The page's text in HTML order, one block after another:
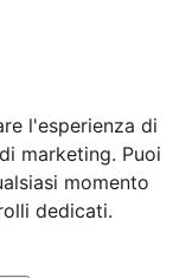
l'esperienza di
marketing. Puoi
momento
dedicati.